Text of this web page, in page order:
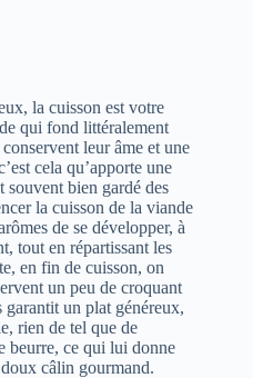
la cuisson est votre
qui fond littéralement
leur âme et une
cela qu’apporte une
souvent bien gardé des
la cuisson de la viande
de se développer, à
tout en répartissant les
en fin de cuisson, on
un peu de croquant
un plat généreux,
rien de tel que de
beurre, ce qui lui donne
câlin gourmand.